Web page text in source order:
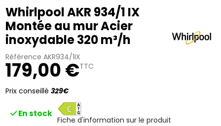
Whirlpool AKR 934/1 IX
Montée au mur Acier
inoxydable 320 m³/h
Référence AKR934/1IX
179,00 €TTC
Prix conseillé 329€
En stock
C
Fiche d'information sur le produit